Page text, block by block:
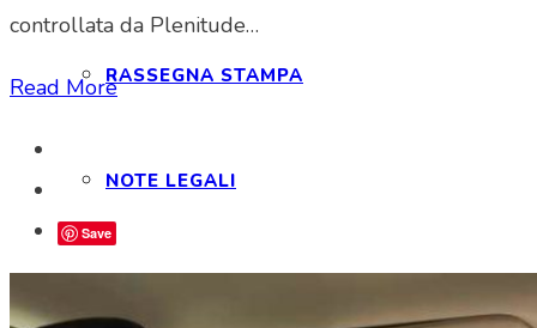
RASSEGNA STAMPA
NOTE LEGALI
controllata da Plenitude…
Read More
Save